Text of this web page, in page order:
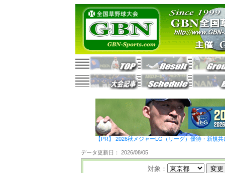
【PR】 2026秋メジャーLG（リーグ）優待・新規
データ更新日： 2026/08/05
対象：